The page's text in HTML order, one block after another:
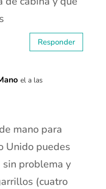
Responder
el a las
mano para
Unido puedes
problema y
(cuatro